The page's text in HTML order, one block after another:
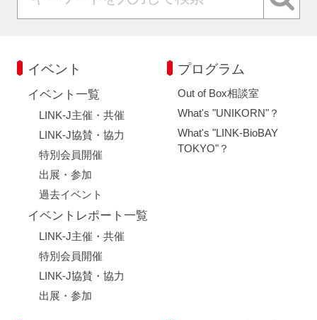
イベント
イベント一覧
LINK-J主催・共催
LINK-J協賛・協力
特別会員開催
出展・参加
過去イベント
イベントレポート一覧
LINK-J主催・共催
特別会員開催
LINK-J協賛・協力
出展・参加
プログラム
Out of Box相談室
What's "UNIKORN"？
What's "LINK-BioBAY
TOKYO"？